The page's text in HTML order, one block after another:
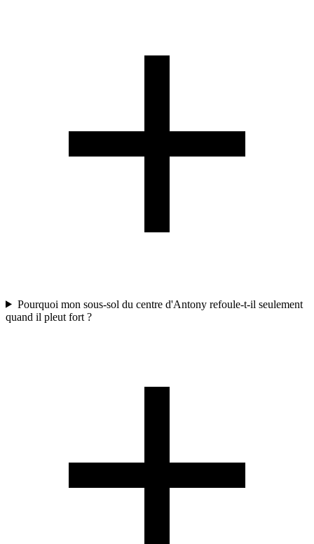
Pourquoi mon sous-sol du centre d'Antony refoule-t-il seulement
quand il pleut fort ?